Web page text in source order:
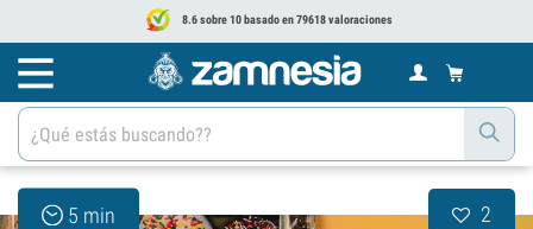
8.6 sobre 10 basado en 79618 valoraciones
5 min 2